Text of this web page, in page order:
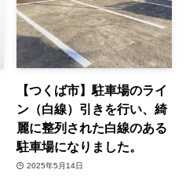
【つくば市】駐車場のライ
ン（白線）引きを行い、綺
麗に整列された白線のある
駐車場になりました。
2025年5月14日